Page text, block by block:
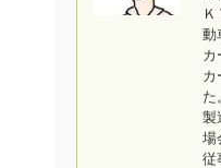
動
カ
カ
た
製
場
従